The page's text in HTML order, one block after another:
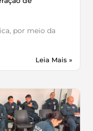
por meio da
Leia Mais »